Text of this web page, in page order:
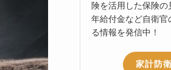
険を活用した保険
年給付金など自衛官
る情報を発信中！
家計防